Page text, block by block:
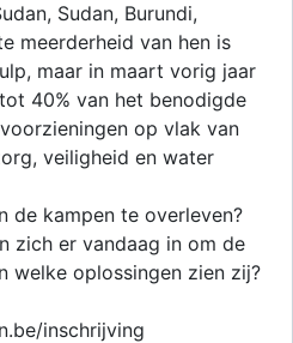
Sudan, Burundi,
meerderheid van hen is
maar in maart vorig jaar
40% van het benodigde
op vlak van
veiligheid en water
de kampen te overleven?
zich er vandaag in om de
welke oplossingen zien zij?
inschrijving